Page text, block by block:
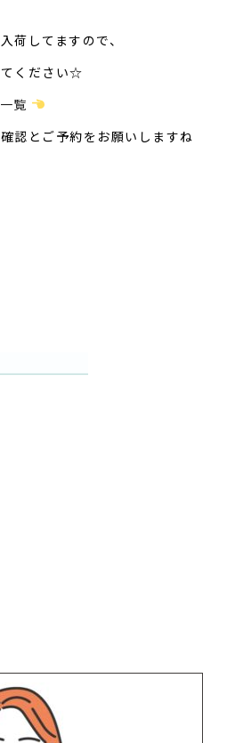
荷してますので、
ください☆
覧
認とご予約をお願いしますね